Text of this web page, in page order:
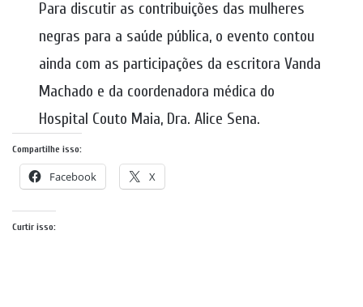
Para discutir as contribuições das mulheres
negras para a saúde pública, o evento contou
ainda com as participações da escritora Vanda
Machado e da coordenadora médica do
Hospital Couto Maia, Dra. Alice Sena.
Compartilhe isso:
Facebook X
Curtir isso: